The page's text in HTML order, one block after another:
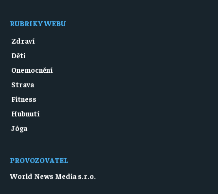
RUBRIKY WEBU
Zdraví
Děti
Onemocnění
Strava
Fitness
Hubnutí
Jóga
PROVOZOVATEL
World News Media s.r.o.